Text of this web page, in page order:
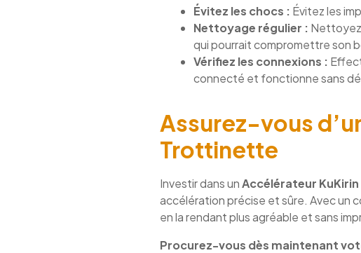
Évitez les chocs : Évitez les
Nettoyage régulier : Nettoyez
qui pourrait compromettre son
Vérifiez les connexions :
connecté et fonctionne sans
Assurez-vous
Trottinette
Investir dans unAccélérateur KuKirin
accélération précise et sûre. Avec un
en la rendant plus agréable et sans
Procurez-vous dès maintenant